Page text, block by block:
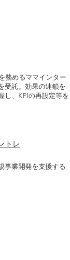
務めるママインター
受託。効果の連鎖を
し、KPIの再設定等を
トレ
事業開発を支援する